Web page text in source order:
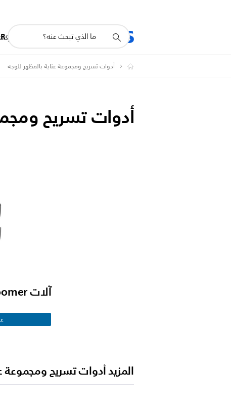
المنتجات
أيقونة
دعم
أدوات تسريح ومجموعة عناية بالمظهر للوجه
أدوات تسريح
آلات Multigroomer
المزيد أدوات تسريح ومجموعة